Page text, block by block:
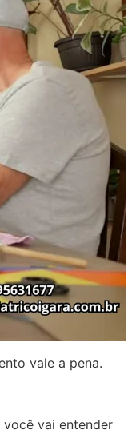
vale a pena.
vai entender